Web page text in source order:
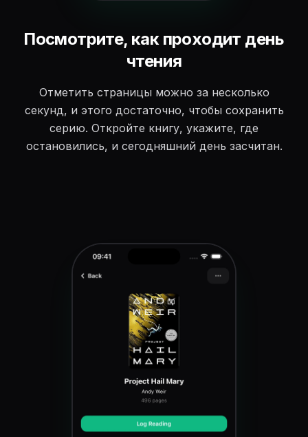
Посмотрите, как проходит день
чтения
Отметить страницы можно за несколько
секунд, и этого достаточно, чтобы сохранить
серию. Откройте книгу, укажите, где
остановились, и сегодняшний день засчитан.